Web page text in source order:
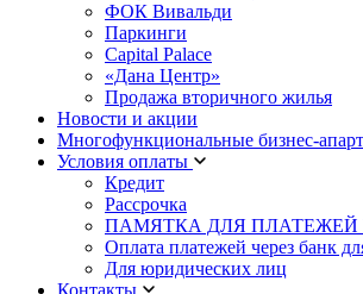
ФОК Вивальди
Паркинги
Capital Palace
«Дана Центр»
Продажа вторичного жилья
Новости и акции
Многофункциональные бизнес-
Условия оплаты
Кредит
Рассрочка
ПАМЯТКА ДЛЯ ПЛАТЕЖЕЙ
Оплата платежей через банк
Для юридических лиц
Контакты